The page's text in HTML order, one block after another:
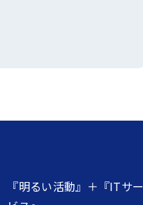
『明るい活動』＋『ITサー